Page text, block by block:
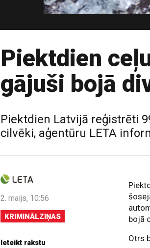
Piektdien
gājuši bojā
Piektdien Latvijā reģistrēti
cilvēki, aģentūru LETA
2. maijs, 10:56
KRIMINĀLZIŅAS
Ieteikt rakstu
bojā
Otrs